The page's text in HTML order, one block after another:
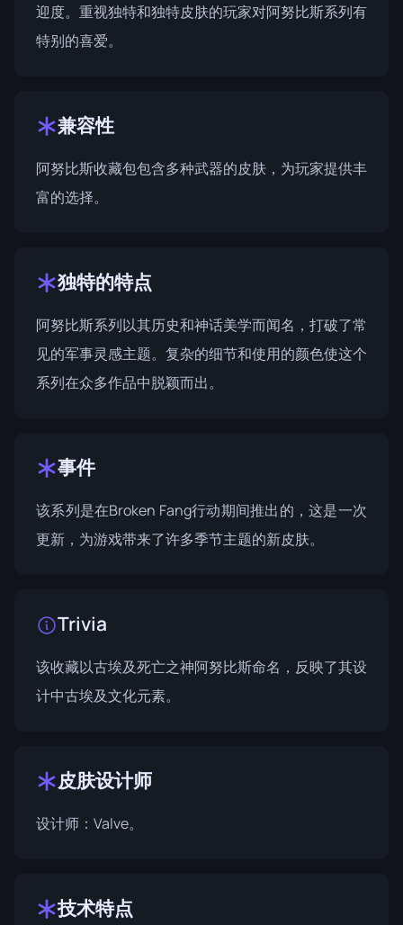
迎度。重视独特和独特皮肤的玩家对阿努比斯系列有
特别的喜爱。
兼容性
阿努比斯收藏包包含多种武器的皮肤，为玩家提供丰
富的选择。
独特的特点
阿努比斯系列以其历史和神话美学而闻名，打破了常
见的军事灵感主题。复杂的细节和使用的颜色使这个
系列在众多作品中脱颖而出。
事件
该系列是在Broken Fang行动期间推出的，这是一次
更新，为游戏带来了许多季节主题的新皮肤。
Trivia
该收藏以古埃及死亡之神阿努比斯命名，反映了其设
计中古埃及文化元素。
皮肤设计师
设计师： Valve。
技术特点